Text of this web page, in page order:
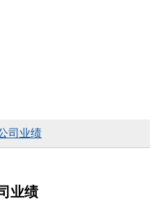
司业绩
业绩